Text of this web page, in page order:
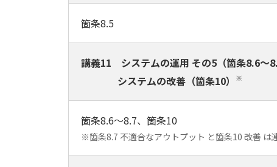
箇条8.5
講義11 システムの運用 その5（箇条8.6～
システムの改善（箇条10）
※
箇条8.6～8.7、箇条10
※箇条8.7 不適合なアウトプット と箇条10 改善 は